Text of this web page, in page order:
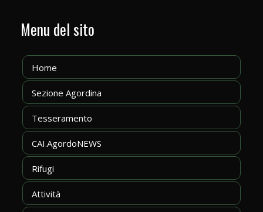
Menu del sito
Home
Sezione Agordina
Tesseramento
CAI.AgordoNEWS
Rifugi
Attività